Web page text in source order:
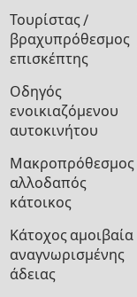
Τουρίστας /
βραχυπρόθεσμος
επισκέπτης
Οδηγός
ενοικιαζόμενου
αυτοκινήτου
Μακροπρόθεσμος
αλλοδαπός
κάτοικος
Κάτοχος αμοιβαία
αναγνωρισμένης
άδειας